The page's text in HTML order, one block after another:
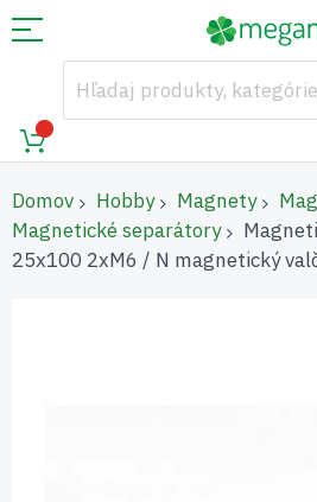
Domov Hobby Magnety
Magnetické separátory
25x100 2xM6 / N magnetický